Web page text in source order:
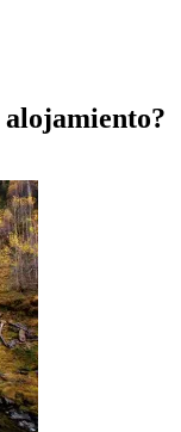
alojamiento?